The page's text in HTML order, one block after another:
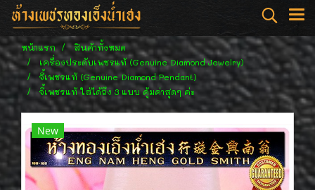
หน้าแรก
สินค้าทั้งหมด
เครื่องประดับเพชรแท้ (Genuine Diamond Jewelry)
จี้เพชรแท้ (Genuine Diamond Pendant)
จี้เพชรแท้ ใส่ได้ถึง 3 แบบ คุ้มค่าสุดๆ ค่ะ
New